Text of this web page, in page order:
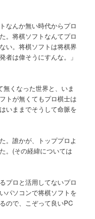
なんか無い時代からプロ
。将棋ソフトなんてプロ
い。将棋ソフトは将棋界
者は偉そうにすんな。」
くなった世界と、いま
トが無くてもプロ棋士は
いままでそうして命脈を
。誰かが、トッププロよ
。(その経緯については
プロと活用してないプロ
パソコンで将棋ソフトを
ので、こぞって良いPC